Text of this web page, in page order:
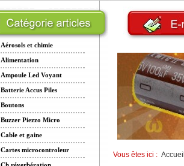
Aérosols et chimie
Alimentation
Ampoule Led Voyant
Batterie Accus Piles
Boutons
Buzzer Piezzo Micro
Cable et gaine
Cartes microcontroleur
Vous êtes ici : Accueil